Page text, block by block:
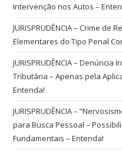
Intervenção nos Autos –
JURISPRUDÊNCIA – Crime de
Elementares do Tipo Penal
JURISPRUDÊNCIA –
Tributária – Apenas pela
Entenda!
JURISPRUDÊNCIA –
para Busca Pessoal –
Fundamentais – Entenda!